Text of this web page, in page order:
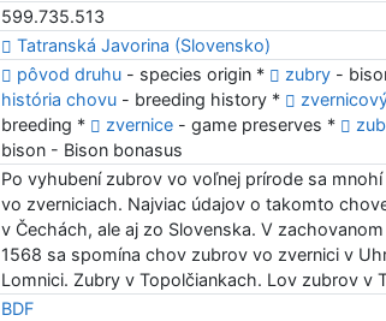
599.735.513
Tatranská Javorina (Slovensko)
pôvod druhu - species origin * zubry -
história chovu - breeding history *
breeding *
zvernice - game preserves *
bison - Bison bonasus
Po vyhubení zubrov vo voľnej prírode sa
vo zverniciach. Najviac údajov o takomto
v Čechách, ale aj zo Slovenska. V
1568 sa spomína chov zubrov vo zvernici v
Lomnici. Zubry v Topolčiankach. Lov zubrov v
BDF